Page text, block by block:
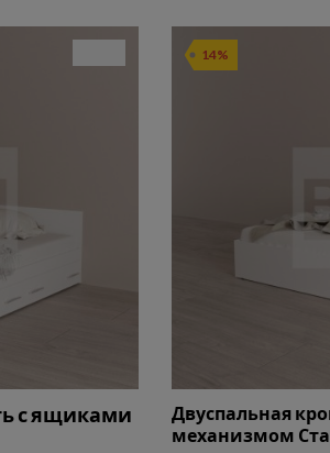
с ящиками
14%
Двуспальная
механизмом